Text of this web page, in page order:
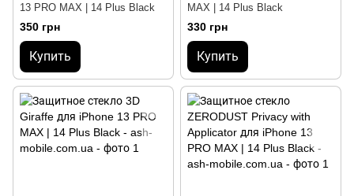
13 PRO MAX | 14 Plus Black
350 грн
Купить
MAX | 14 Plus Black
330 грн
Купить